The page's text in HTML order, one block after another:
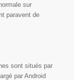
sur
paravent de
sont situés par
par Android